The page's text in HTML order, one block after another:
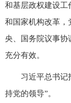
和基层政权建设
和国家机构改革，
央、国务院议事协
充分有效。
习近平总书记
持党的领导”。